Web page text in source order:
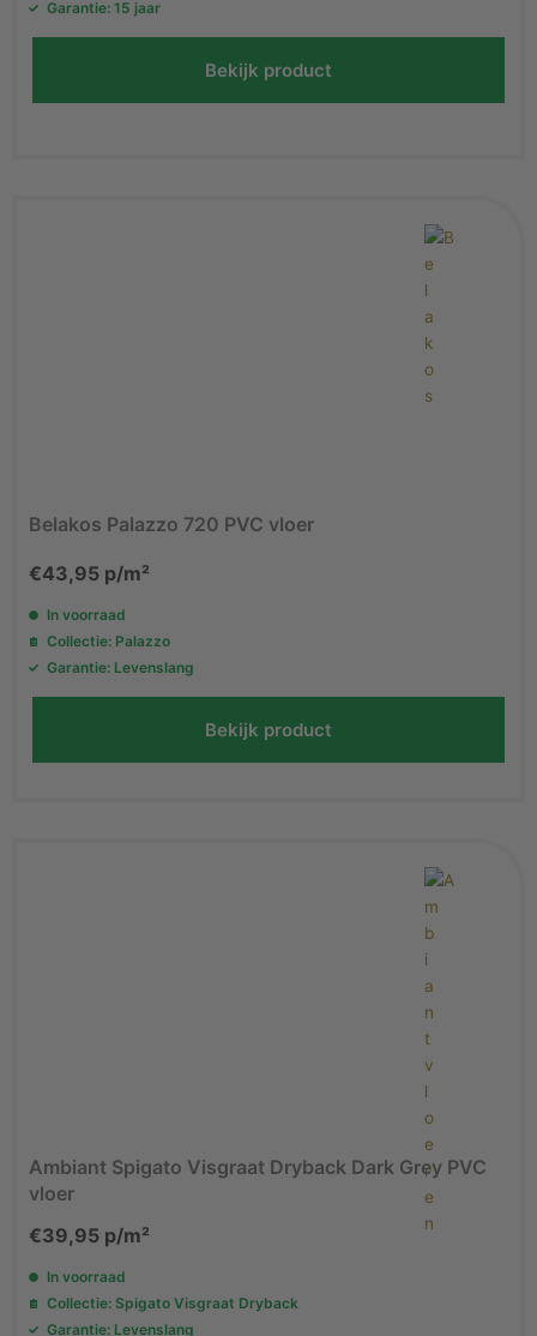
Garantie: 15 jaar
Bekijk product
Belakos Palazzo 720 PVC vloer
€43,95 p/m²
In voorraad
Collectie: Palazzo
Garantie: Levenslang
Bekijk product
Ambiant Spigato Visgraat Dryback Dark Grey PVC
vloer
€39,95 p/m²
In voorraad
Collectie: Spigato Visgraat Dryback
Garantie: Levenslang